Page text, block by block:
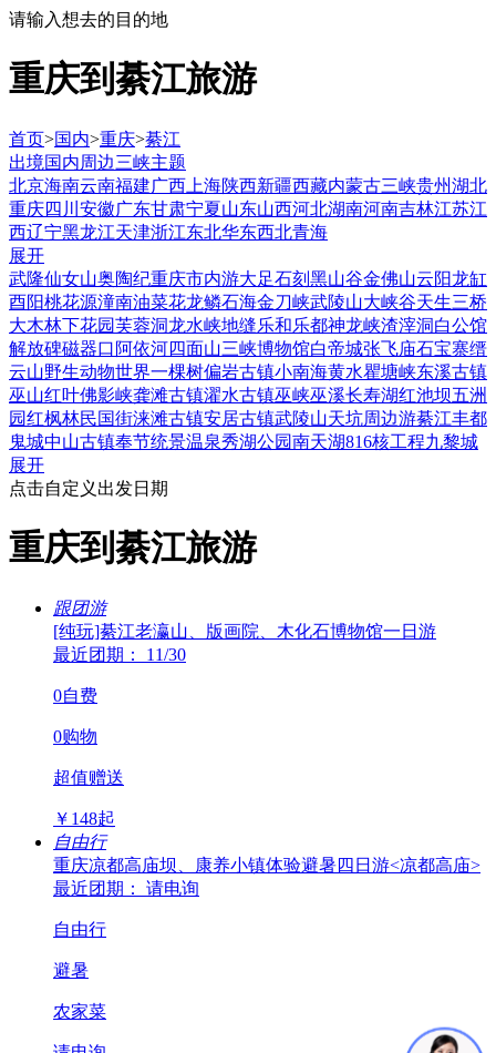
请输入想去的目的地
重庆到綦江旅游
首页>国内>重庆>綦江
出境国内周边三峡主题
北京海南云南福建广西 上海陕西新疆西藏内蒙古三峡贵州湖北
重庆四川 安徽广东甘肃宁夏山东山西河北湖南河南吉林江苏江
西辽宁黑龙江天津浙江东北华东西北青海
展开
武隆仙女山奥陶纪重庆市内游大足石刻 黑山谷金佛山云阳龙缸
酉阳桃花源潼南油菜花龙鳞石海金刀峡武陵山大峡谷天生三桥
大木林下花园芙蓉洞龙水峡地缝乐和乐都神龙峡渣滓洞白公馆
解放碑磁器口 阿依河四面山三峡博物馆白帝城张飞庙石宝寨缙
云山野生动物世界一棵树偏岩古镇小南海黄水瞿塘峡东溪古镇
巫山红叶佛影峡龚滩古镇濯水古镇巫峡巫溪长寿湖红池坝五洲
园红枫林民国街涞滩古镇安居古镇武陵山天坑周边游綦江丰都
鬼城中山古镇奉节统景温泉秀湖公园南天湖816核工程九黎城
展开
点击自定义出发日期
重庆到綦江旅游
跟团游
[纯玩]綦江老瀛山、版画院、木化石博物馆一日游
最近团期： 11/30
0自费
0购物
超值赠送
￥ 148起
自由行
重庆凉都高庙坝、康养小镇体验避暑四日游<凉都高庙>
最近团期： 请电询
自由行
避暑
农家菜